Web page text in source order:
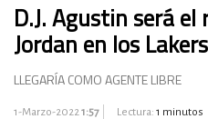
D.J. Agustin será el
Jordan en los Lakers
LLEGARÍA COMO AGENTE LIBRE
1-Marzo-20221:57 Lectura: 1 minutos